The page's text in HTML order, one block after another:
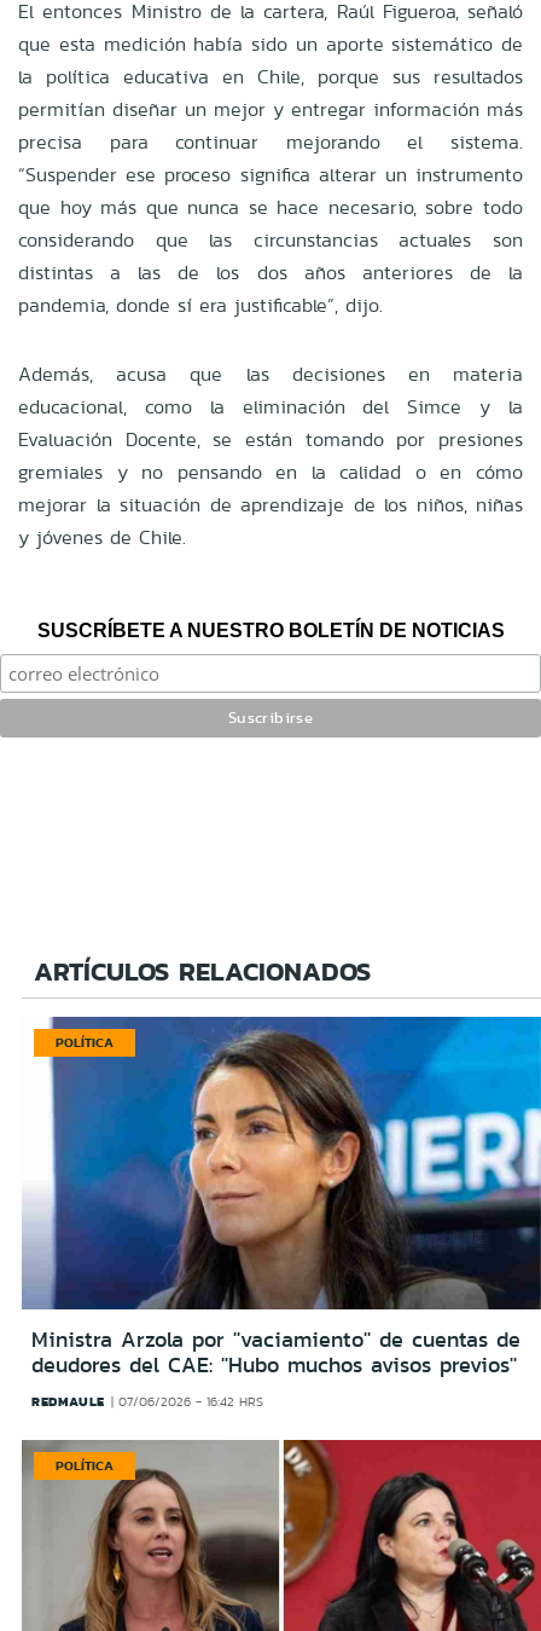
El entonces Ministro de la cartera, Raúl Figueroa, señaló
que esta medición había sido un aporte sistemático de
la política educativa en Chile, porque sus resultados
permitían diseñar un mejor y entregar información más
precisa para continuar mejorando el sistema.
“Suspender ese proceso significa alterar un instrumento
que hoy más que nunca se hace necesario, sobre todo
considerando que las circunstancias actuales son
distintas a las de los dos años anteriores de la
pandemia, donde sí era justificable”, dijo.
Además, acusa que las decisiones en materia
educacional, como la eliminación del Simce y la
Evaluación Docente, se están tomando por presiones
gremiales y no pensando en la calidad o en cómo
mejorar la situación de aprendizaje de los niños, niñas
y jóvenes de Chile.
SUSCRÍBETE A NUESTRO BOLETÍN DE NOTICIAS
ARTÍCULOS RELACIONADOS
POLÍTICA
Ministra Arzola por ''vaciamiento'' de cuentas de
deudores del CAE: ''Hubo muchos avisos previos''
REDMAULE 07/06/2026 - 16:42 HRS
POLÍTICA